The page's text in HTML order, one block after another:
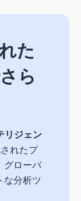
た
ら
リジェン
れたプ
グローバ
な分析ツ